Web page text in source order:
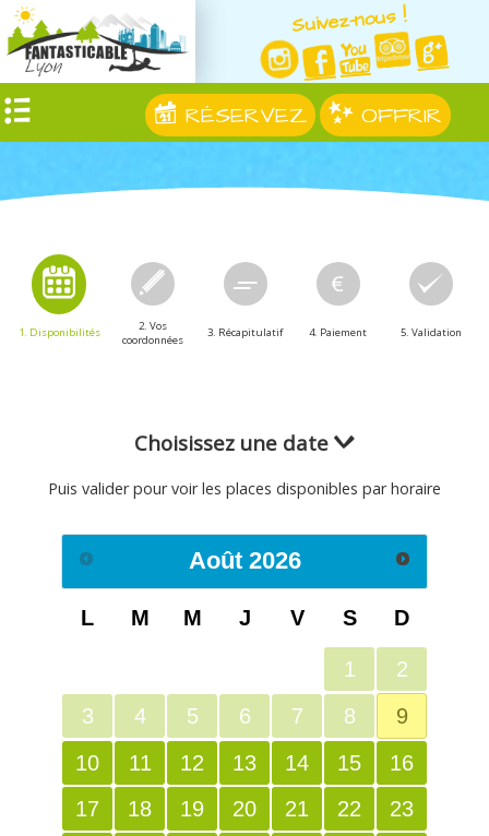
Suivez-nous !
RÉSERVEZ OFFRIR
1. Disponibilités
2. Vos
coordonnées
3. Récapitulatif 4. Paiement 5. Validation
Choisissez une date
Puis valider pour voir les places disponibles par horaire
Août 2026
L M M J V S D
1
2
3
4 5 6 7 8
9
10
11 12 13 14 15
16
17
18 19 20 21 22
23